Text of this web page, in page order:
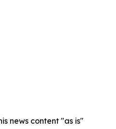
news content "as is"